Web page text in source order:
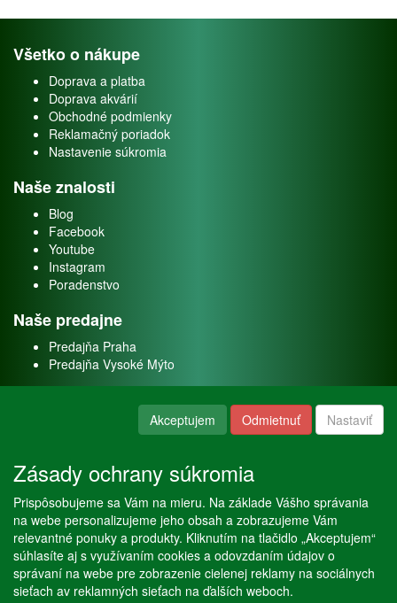
Všetko o nákupe
Doprava a platba
Doprava akvárií
Obchodné podmienky
Reklamačný poriadok
Nastavenie súkromia
Naše znalosti
Blog
Facebook
Youtube
Instagram
Poradenstvo
Naše predajne
Predajňa Praha
Predajňa Vysoké Mýto
Naše služby
Servis
Predaj akváriových rýb
Predaj akváriových rastlín
Akceptujem Odmietnuť Nastaviť
Zásady ochrany súkromia
Prispôsobujeme sa Vám na mieru. Na základe Vášho správania
na webe personalizujeme jeho obsah a zobrazujeme Vám
relevantné ponuky a produkty. Kliknutím na tlačidlo „Akceptujem“
súhlasíte aj s využívaním cookies a odovzdaním údajov o
správaní na webe pre zobrazenie cielenej reklamy na sociálnych
sieťach av reklamných sieťach na ďalších weboch.